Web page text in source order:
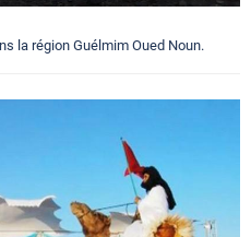
la région Guélmim Oued Noun.